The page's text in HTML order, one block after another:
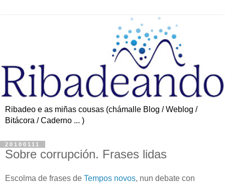
Ribadeo e as miñas cousas (chámalle Blog / Weblog /
Bitácora / Caderno ... )
20100111
Sobre corrupción. Frases lidas
Escolma de frases de Tempos novos, nun debate con